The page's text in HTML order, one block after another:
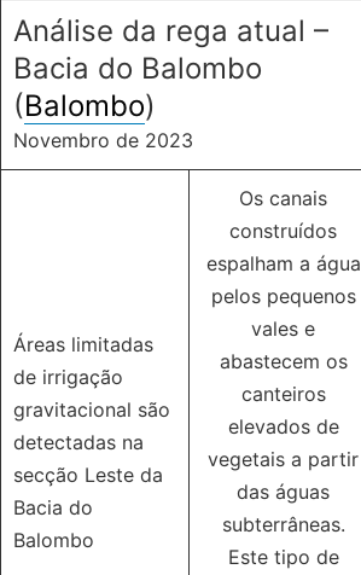
Análise da rega atual –
Bacia do Balombo
(Balombo)
Novembro de 2023
Áreas limitadas
de irrigação
gravitacional são
detectadas na
secção Leste da
Bacia do
Balombo
Os canais
construídos
espalham a água
pelos pequenos
vales e
abastecem os
canteiros
elevados de
vegetais a partir
das águas
subterrâneas.
Este tipo de